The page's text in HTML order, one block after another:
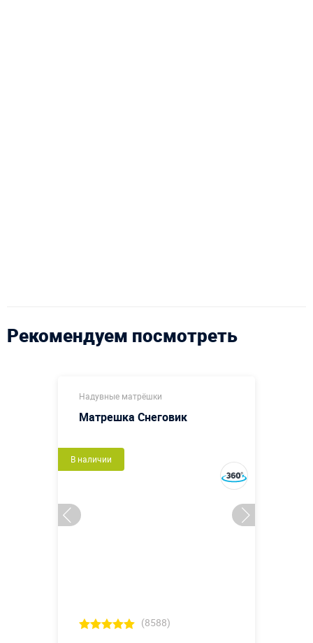
Рекомендуем посмотреть
Надувные матрёшки
Матрешка Снеговик
В наличии
(8588)